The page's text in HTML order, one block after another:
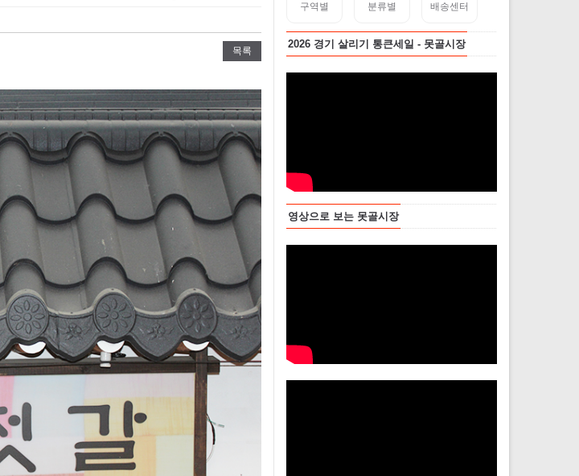
목록
구역별 분류별 배송센터
2026 경기 살리기 통큰세일 - 못골시장
영상으로 보는 못골시장